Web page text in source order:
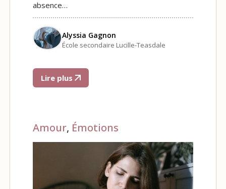
absence…
Alyssia Gagnon
École secondaire Lucille-Teasdale
Lire plus
Amour, Émotions